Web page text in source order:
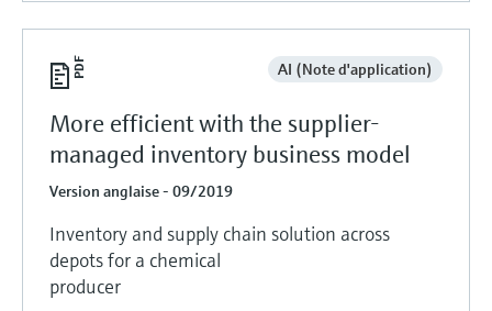
AI (Note d'application)
More efficient with the supplier-
managed inventory business model
Version anglaise - 09/2019
Inventory and supply chain solution across
depots for a chemical
producer